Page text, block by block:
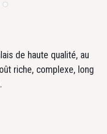
de haute qualité, au
riche, complexe, long